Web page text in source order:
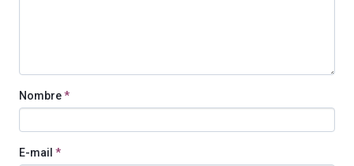
Nombre*
E-mail *